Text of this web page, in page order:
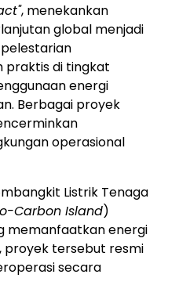
, menekankan
global menjadi
praktis di tingkat
energi
Berbagai proyek
operasional
Listrik Tenaga
Carbon Island)
memanfaatkan energi
proyek tersebut resmi
secara